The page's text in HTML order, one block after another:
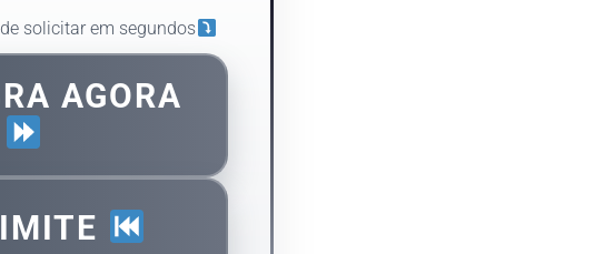
solicitar em segundos
AGORA